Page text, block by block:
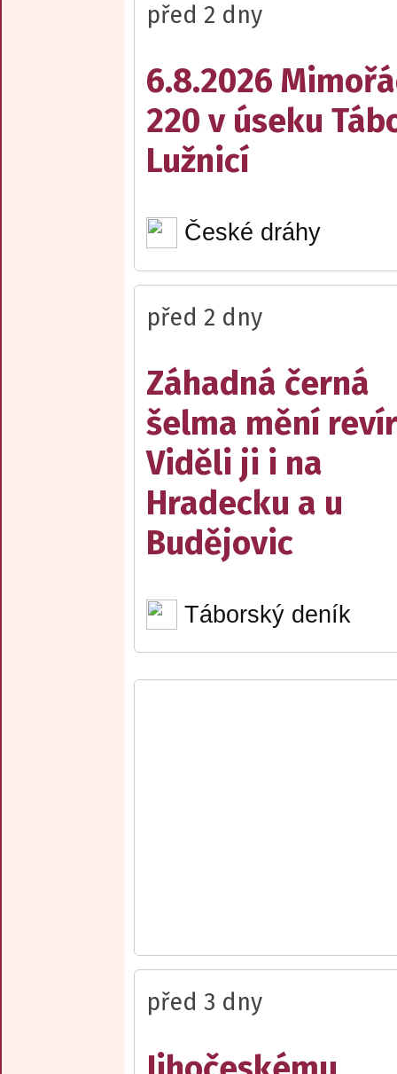
před 2 dny
6.8.2026
220 v úseku
Lužnicí
České dráhy
před 2 dny
Záhadná černá
šelma mění
Viděli ji i na
Hradecku a u
Budějovic
Táborský deník
před 3 dny